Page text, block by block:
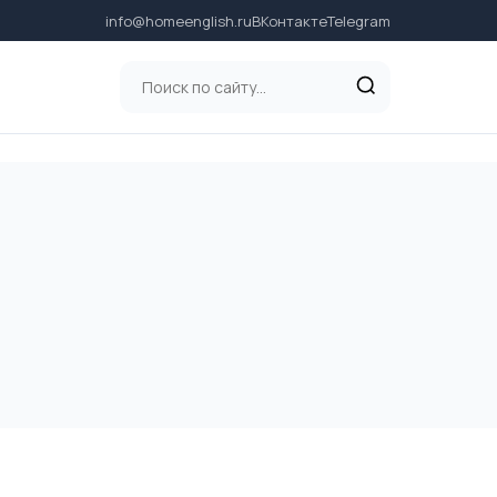
info@homeenglish.ruВКонтактеTelegram